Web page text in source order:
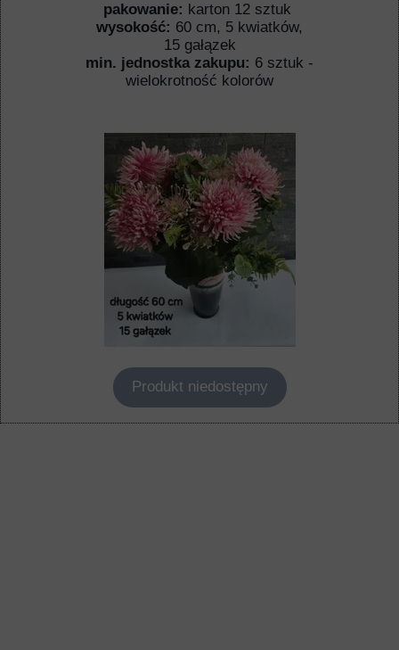
Produkt niedostępny
pakowanie: karton 12 sztuk
wysokość: 60 cm, 5 kwiatków,
15 gałązek
min. jednostka zakupu: 6 sztuk -
wielokrotność kolorów